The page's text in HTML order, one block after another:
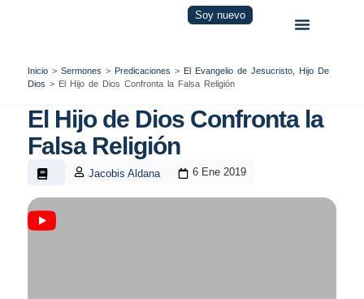
Soy nuevo
Inicio> Sermones > Predicaciones > El Evangelio de Jesucristo, Hijo De
Dios > El Hijo de Dios Confronta la Falsa Religión
El Hijo de Dios Confronta la
Falsa Religión
Jacobis Aldana 6 Ene 2019